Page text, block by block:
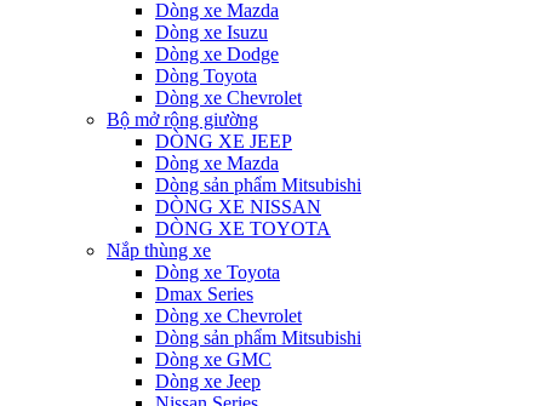
Dòng xe Mazda
Dòng xe Isuzu
Dòng xe Dodge
Dòng Toyota
Dòng xe Chevrolet
Bộ mở rộng giường
DÒNG XE JEEP
Dòng xe Mazda
Dòng sản phẩm Mitsubishi
DÒNG XE NISSAN
DÒNG XE TOYOTA
Nắp thùng xe
Dòng xe Toyota
Dmax Series
Dòng xe Chevrolet
Dòng sản phẩm Mitsubishi
Dòng xe GMC
Dòng xe Jeep